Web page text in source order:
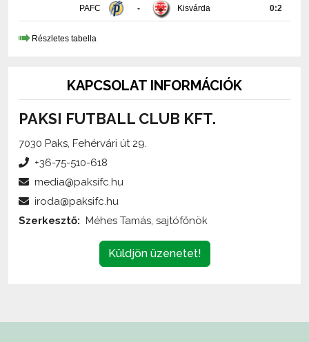
Részletes tabella
PAKSI FUTBALL CLUB KFT.
7030 Paks, Fehérvári út 29.
Küldjön üzenetet!